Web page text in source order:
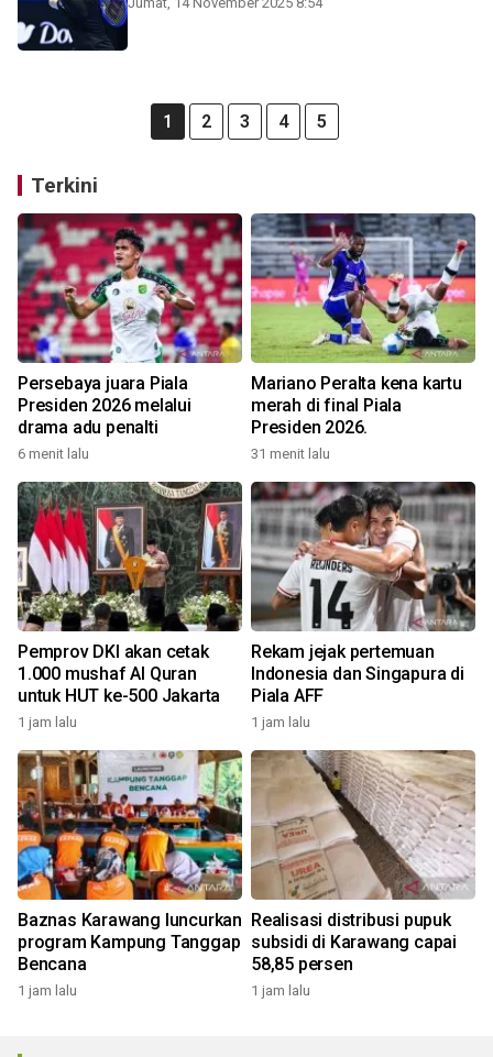
1 2 3 4 5
Terkini
Persebaya juara Piala
Presiden 2026 melalui
drama adu penalti
6 menit lalu
Mariano Peralta kena kartu
merah di final Piala
Presiden 2026.
31 menit lalu
Pemprov DKI akan cetak
1.000 mushaf Al Quran
untuk HUT ke-500 Jakarta
1 jam lalu
Rekam jejak pertemuan
Indonesia dan Singapura di
Piala AFF
1 jam lalu
Baznas Karawang luncurkan
program Kampung Tanggap
Bencana
1 jam lalu
Realisasi distribusi pupuk
subsidi di Karawang capai
58,85 persen
1 jam lalu